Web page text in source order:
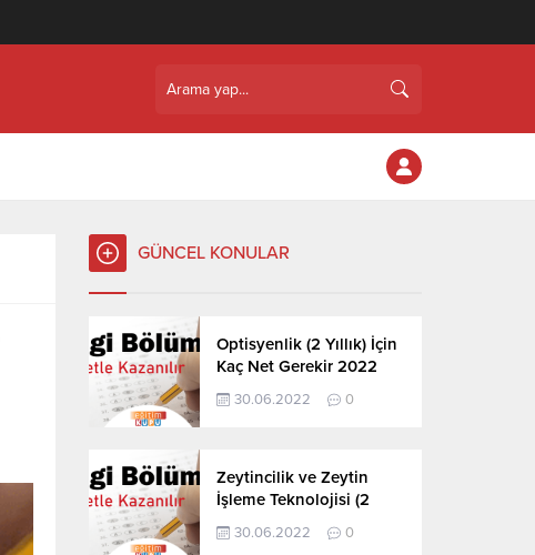
GÜNCEL KONULAR
Optisyenlik (2 Yıllık) İçin
Kaç Net Gerekir 2022
30.06.2022 0
Zeytincilik ve Zeytin
İşleme Teknolojisi (2
Yıllık) İçin Kaç Net
Gerekir 2022
30.06.2022 0